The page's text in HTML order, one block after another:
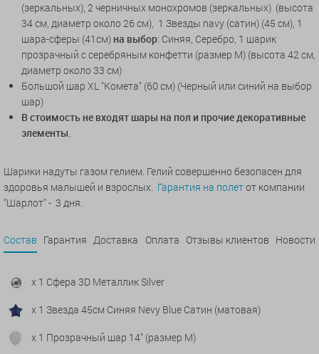
(зеркальных), 2 черничных монохромов (зеркальных) (высота
34 см, диаметр около 26 см), 1 Звезды navy (сатин) (45 см), 1
шара-сферы (41см) на выбор: Синяя, Серебро, 1 шарик
прозрачный с серебряным конфетти (размер М) (высота 42 см,
диаметр около 33 см)
Большой шар XL "Комета" (60 см) (Черный или синий на выбор
шар)
В стоимость не входят шары на пол и прочие декоративные
элементы.
Шарики надуты газом гелием. Гелий совершенно безопасен для
здоровья малышей и взрослых. Гарантия на полетот компании
"Шарлот" - 3 дня.
Состав Гарантия Доставка Оплата Отзывы клиентов Новости
x 1 Сфера 3D Металлик Silver
x 1 Звезда 45см Синяя Nevy Blue Сатин (матовая)
x 1 Прозрачный шар 14" (размер М)